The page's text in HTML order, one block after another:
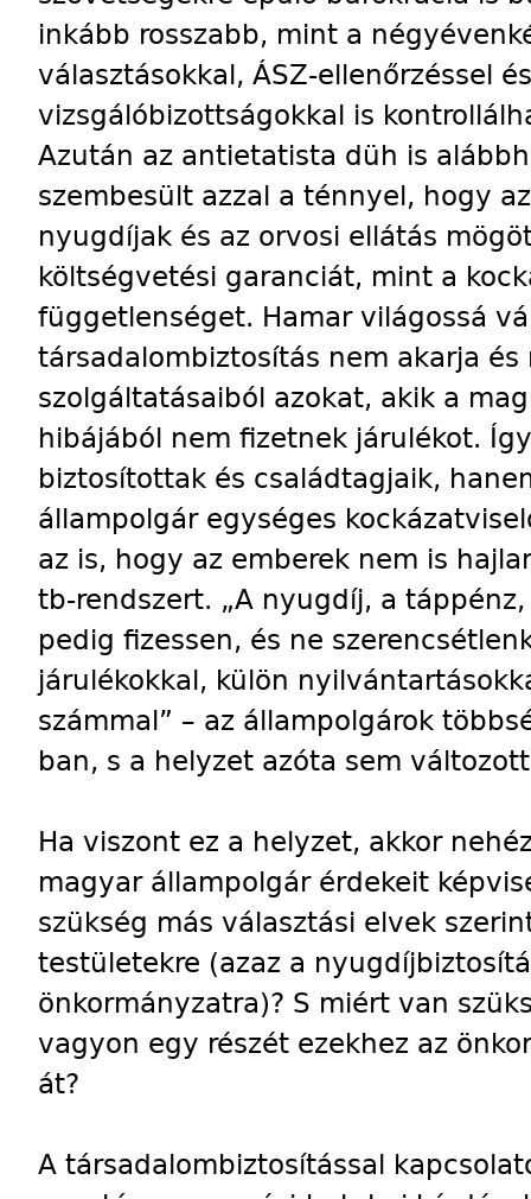
inkább rosszabb, mint a
választásokkal, ÁSZ-ellenőrzéssel
vizsgálóbizottságokkal is
Azután az antietatista düh is
szembesült azzal a ténnyel, hogy
nyugdíjak és az orvosi ellátás
költségvetési garanciát, mint a
függetlenséget. Hamar világossá
társadalombiztosítás nem akarja
szolgáltatásaiból azokat, akik a
hibájából nem fizetnek járulékot.
biztosítottak és családtagjaik,
állampolgár egységes
az is, hogy az emberek nem is
tb-rendszert. „A nyugdíj, a
pedig fizessen, és ne
járulékokkal, külön
számmal” – az állampolgárok
ban, s a helyzet azóta sem
Ha viszont ez a helyzet, akkor
magyar állampolgár érdekeit
szükség más választási elvek
testületekre (azaz a
önkormányzatra)? S miért van
vagyon egy részét ezekhez az
át?
A társadalombiztosítással